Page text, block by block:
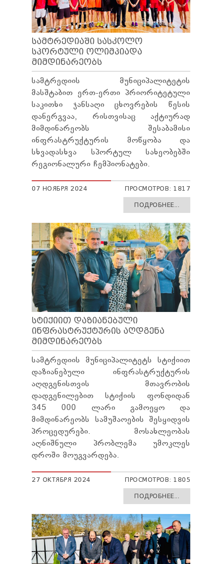
ᲡᲐᲛᲢᲠᲔᲓᲘᲐᲨᲘ ᲡᲐᲡᲙᲝᲚᲝ
ᲡᲞᲝᲠᲢᲣᲚᲘ ᲝᲚᲘᲛᲞᲘᲐᲓᲐ
ᲛᲘᲛᲓᲘᲜᲐᲠᲔᲝᲑᲡ
სამტრედიის მუნიციპალიტეტის
მასშტაბით ერთ-ერთი პრიორიტეტული
საკითხი ჯანსაღი ცხოვრების წესის
დანერგვაა, რისთვისაც აქტიურად
მიმდინარეობს შესაბამისი
ინფრასტრუქტურის მოწყობა და
სხვადასხვა სპორტულ სახეობებში
რეგიონალური ჩემპიონატები.
07 НОЯБРЯ 2024 ПРОСМОТРОВ: 1817
ПОДРОБНЕЕ...
ᲡᲢᲘᲥᲘᲘᲗ ᲓᲐᲖᲘᲐᲜᲔᲑᲣᲚᲘ
ᲘᲜᲤᲠᲐᲡᲢᲠᲣᲥᲢᲣᲠᲘᲡ ᲐᲦᲓᲒᲔᲜᲐ
ᲛᲘᲛᲓᲘᲜᲐᲠᲔᲝᲑᲡ
სამტრედიის მუნიციპალიტეტს სტიქიით
დაზიანებული ინფრასტრუქტურის
აღდგენისთვის მთავრობის
დადგენილებით სტიქიის ფონდიდან
345 000 ლარი გამოეყო და
მიმდინარეობს სამუშაოების შესყიდვის
პროცედურები. მოსახლეობას
აღნიშნული პრობლემა უმოკლეს
დროში მოუგვარდება.
27 ОКТЯБРЯ 2024 ПРОСМОТРОВ: 1805
ПОДРОБНЕЕ...